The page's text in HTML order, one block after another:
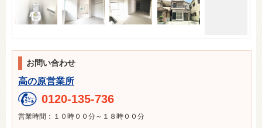
お問い合わせ
高の原営業所
0120-135-736
営業時間：１０時００分～１８時００分